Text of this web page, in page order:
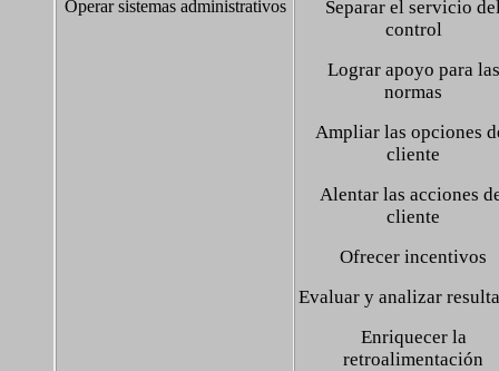
Operar sistemas administrativos
Separar el servicio
control
Lograr apoyo para las
normas
Ampliar las opciones
cliente
Alentar las acciones
cliente
Ofrecer incentivos
Evaluar y analizar
Enriquecer la
retroalimentación